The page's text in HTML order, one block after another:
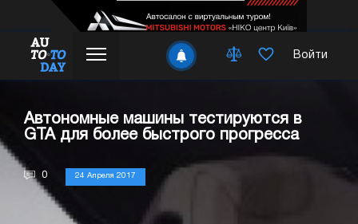
Войти
Автономные машины тестируются в
GTA для более быстрого прогресса
0 24 Апреля 2017